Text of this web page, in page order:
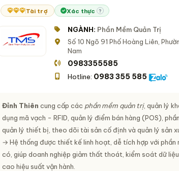
Tài trợ Xác thực ?
NGÀNH: Phần Mềm Quản Trị
Số 10 Ngõ 91 Phố Hoàng Liên,
Nam
0983355585
Hotline: 0983 355 585
Đỉnh Thiên cung cấp các phần mềm quản trị, quản lý
dụng mã vạch - RFID, quản lý điểm bán hàng (POS),
quản lý thiết bị, theo dõi tài sản cố định và quản lý sản
→ Hệ thống được thiết kế linh hoạt, dễ tích hợp với phần
có, giúp doanh nghiệp giảm thất thoát, kiểm soát dữ liệu
cao hiệu suất vận hành.